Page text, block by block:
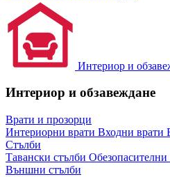
Интериор и
Интериор и обзавеждане
Врати и прозорци
Интериорни врати Входни врати
Стълби
Тавански стълби Обезопасителни
Външни стълби